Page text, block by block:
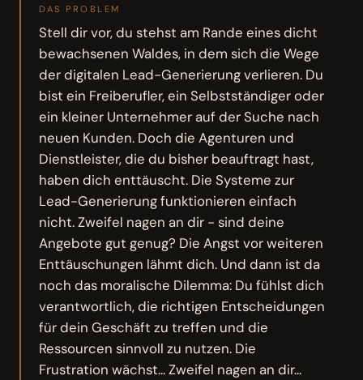
DAS PROBLEM
Stell dir vor, du stehst am Rande eines dicht
bewachsenen Waldes, in dem sich die Wege
der digitalen Lead-Generierung verlieren. Du
bist ein Freiberufler, ein Selbstständiger oder
ein kleiner Unternehmer auf der Suche nach
neuen Kunden. Doch die Agenturen und
Dienstleister, die du bisher beauftragt hast,
haben dich enttäuscht. Die Systeme zur
Lead-Generierung funktionieren einfach
nicht. Zweifel nagen an dir - sind deine
Angebote gut genug? Die Angst vor weiteren
Enttäuschungen lähmt dich. Und dann ist da
noch das moralische Dilemma: Du fühlst dich
verantwortlich, die richtigen Entscheidungen
für dein Geschäft zu treffen und die
Ressourcen sinnvoll zu nutzen. Die
Frustration wächst... Zweifel nagen an dir...